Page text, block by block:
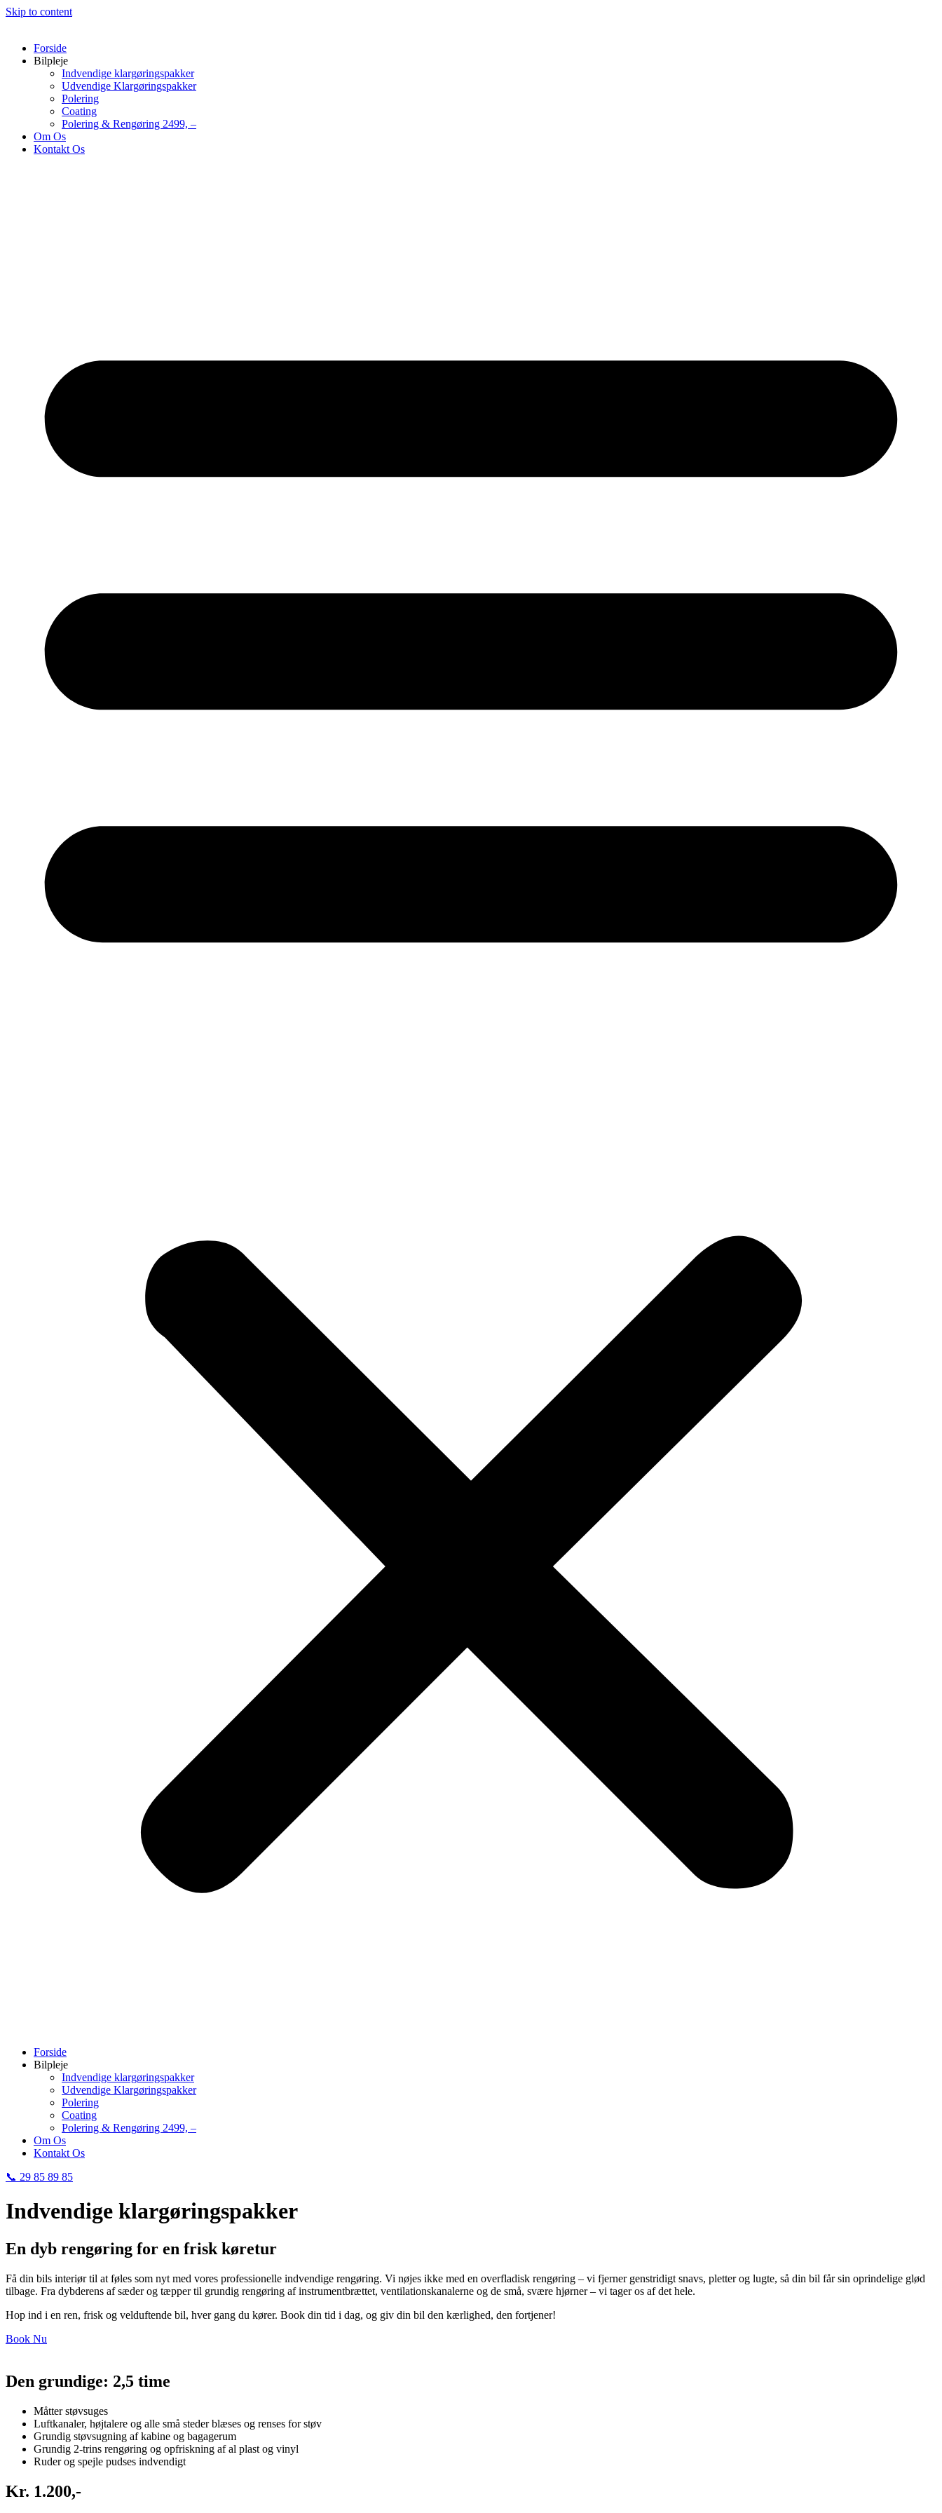
Skip to content
Forside
Bilpleje
Indvendige klargøringspakke​r
Udvendige Klargøringspakker
Polering
Coating
Polering & Rengøring 2499, –
Om Os
Kontakt Os
Forside
Bilpleje
Indvendige klargøringspakke​r
Udvendige Klargøringspakker
Polering
Coating
Polering & Rengøring 2499, –
Om Os
Kontakt Os
📞 29 85 89 85
Indvendige klargøringspakke​r
En dyb rengøring for en frisk køretur
Få din bils interiør til at føles som nyt med vores professionelle indvendige rengøring. Vi nøjes ikke med en overfladisk rengøring – vi fjerner genstridigt snavs, pletter og lugte, så din bil får sin oprindelige glød
tilbage. Fra dybderens af sæder og tæpper til grundig rengøring af instrumentbrættet, ventilationskanalerne og de små, svære hjørner – vi tager os af det hele.
Hop ind i en ren, frisk og velduftende bil, hver gang du kører. Book din tid i dag, og giv din bil den kærlighed, den fortjener!
Book Nu
Den grundige: 2,5 time
Måtter støvsuges​
Luftkanaler, højtalere og alle små steder blæses og renses for støv​
Grundig støvsugning af kabine og bagagerum​
Grundig 2-trins rengøring og opfriskning af al plast og vinyl​
Ruder og spejle pudses indvendigt​
​Kr. 1.200,-